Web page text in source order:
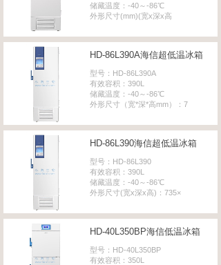
储藏温度：-40～-86℃
外形尺寸(mm)(宽x深x高
HD-86L390A海信超低温冰箱
型号：HD-86L390A
有效容积：390L
储藏温度：-40～-86℃
外形尺寸（宽*深*高mm）：7
HD-86L390海信超低温冰箱
型号：HD-86L390
有效容积：390L
储藏温度：-40～-86℃
外形尺寸(宽x深x高)：735×
HD-40L350BP海信低温冰箱
型号：HD-40L350BP
有效容积：350L